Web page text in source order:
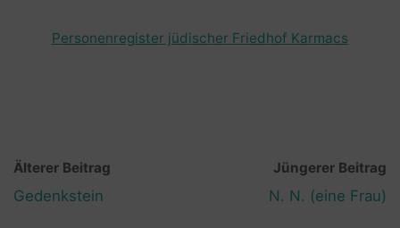
Personenregister jüdischer Friedhof Karmacs
Älterer Beitrag
Gedenkstein
Jüngerer Beitrag
N. N. (eine Frau)